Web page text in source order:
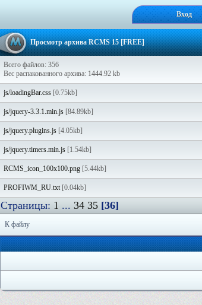
Вход
Просмотр архива RCMS 15 [FREE]
Всего файлов: 356
Вес распакованного архива: 1444.92 kb
js/loadingBar.css [0.75kb]
js/jquery-3.3.1.min.js [84.89kb]
js/jquery.plugins.js [4.05kb]
js/jquery.timers.min.js [1.54kb]
RCMS_icon_100x100.png [5.44kb]
PROFIWM_RU.txt[0.04kb]
Страницы: 1 ... 34 35 [36]
К файлу